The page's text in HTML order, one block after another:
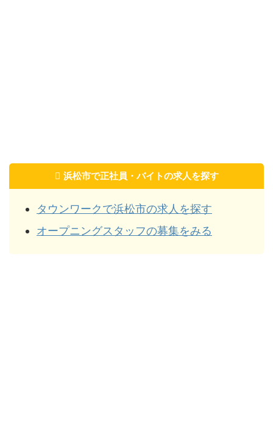
浜松市で正社員・バイトの求人を探す
タウンワークで浜松市の求人を探す
オープニングスタッフの募集をみる